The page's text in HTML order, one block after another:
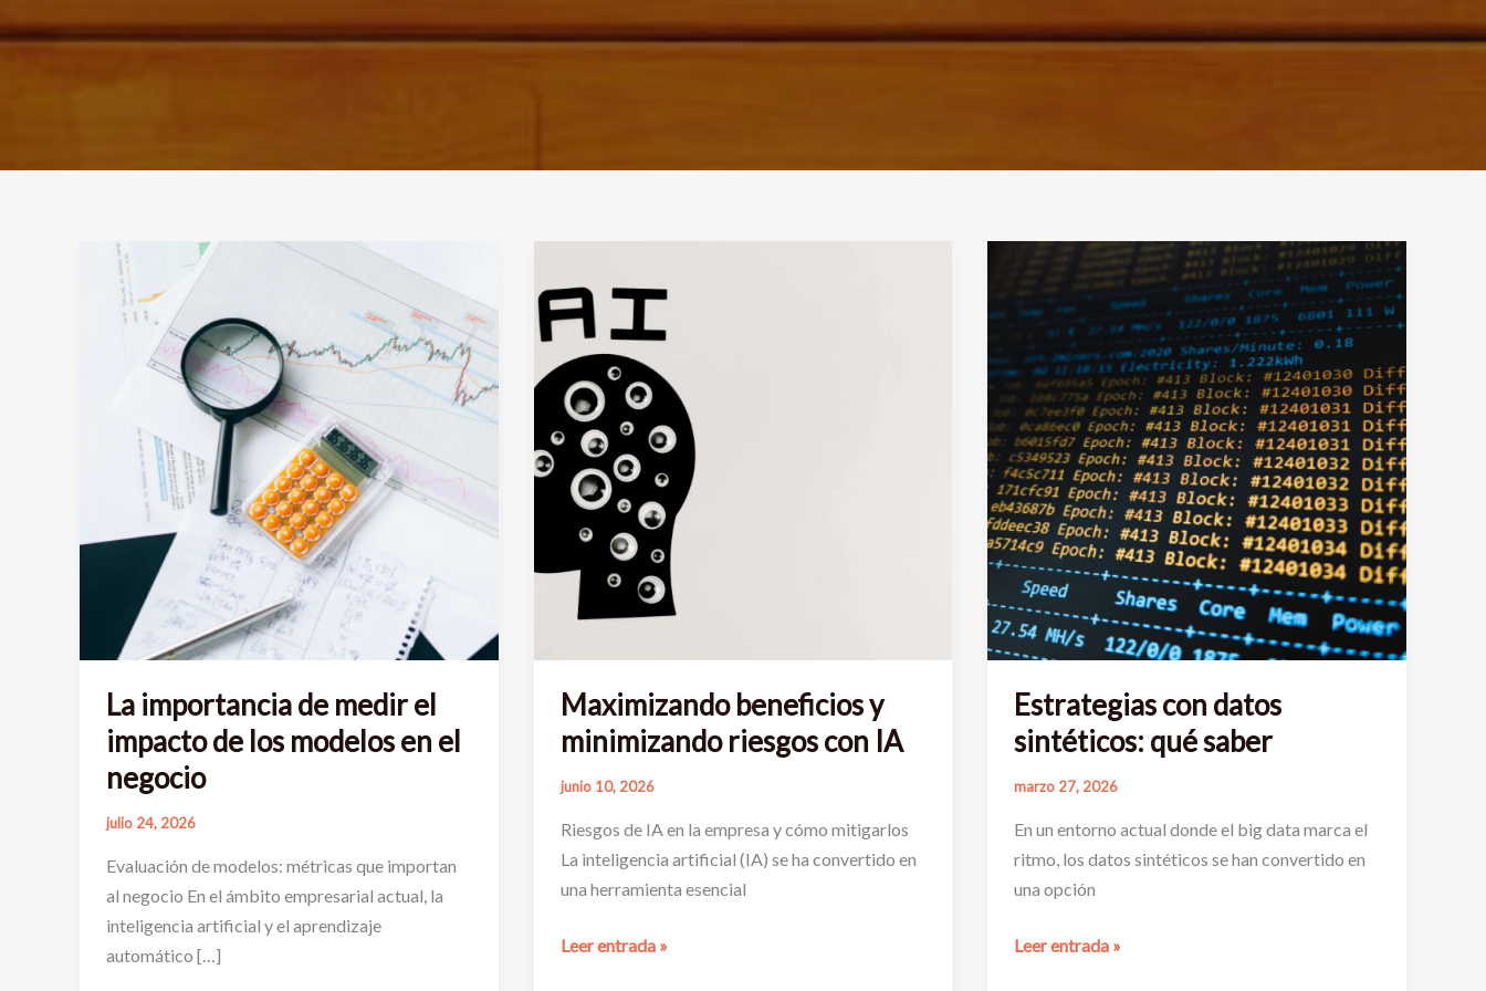
La importancia de medir el
impacto de los modelos en el
negocio
julio 24, 2026
Evaluación de modelos: métricas que importan
al negocio En el ámbito empresarial actual, la
inteligencia artificial y el aprendizaje
automático […]
Maximizando beneficios y
minimizando riesgos con IA
junio 10, 2026
Riesgos de IA en la empresa y cómo mitigarlos
La inteligencia artificial (IA) se ha convertido en
una herramienta esencial
Maximizando
Leer entrada »
Estrategias con datos
sintéticos: qué saber
marzo 27, 2026
En un entorno actual donde el big data marca el
ritmo, los datos sintéticos se han convertido en
una opción
Estrategias
Leer entrada »